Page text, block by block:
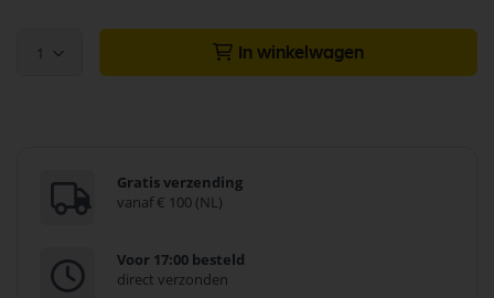
1 In winkelwagen
Gratis verzending
vanaf € 100 (NL)
Voor 17:00 besteld
direct verzonden